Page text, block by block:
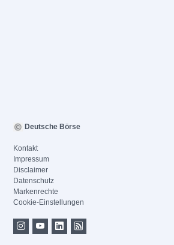
Deutsche Börse
Kontakt
Impressum
Disclaimer
Datenschutz
Markenrechte
Cookie-Einstellungen